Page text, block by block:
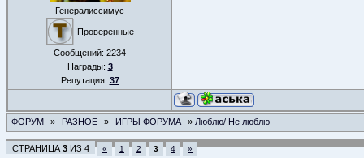
Генералиссимус
Проверенные
Сообщений: 2234
Награды: 3
Репутация: 37
ФОРУМ » РАЗНОЕ » ИГРЫ ФОРУМА » Люблю/ Не люблю
СТРАНИЦА 3 ИЗ 4 « 1 2 3 4 »